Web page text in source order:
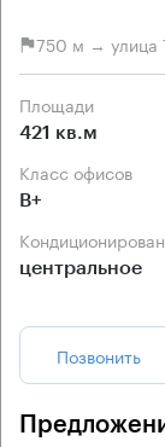
750 м → улица
Площади
421 кв.м
Класс офисов
B+
центральное
Позвонить